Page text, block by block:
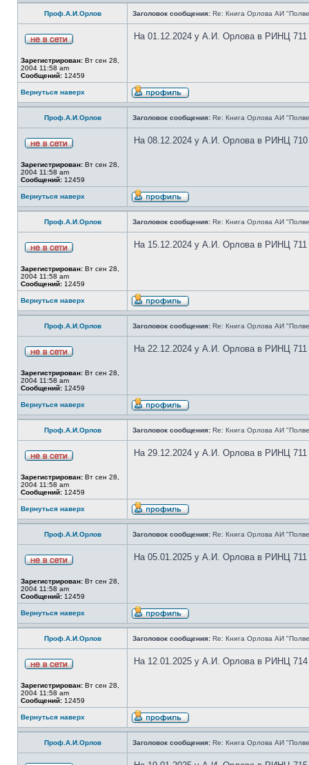
Проф.А.И.Орлов Заголовок сообщения: Re: Книга Орлова АИ
Зарегистрирован: Вт сен 28,
2004 11:58 am
Сообщений: 12459
На 01.12.2024 у А.И. Орлова в РИНЦ 711
Вернуться наверх
Проф.А.И.Орлов Заголовок сообщения: Re: Книга Орлова АИ
Зарегистрирован: Вт сен 28,
2004 11:58 am
Сообщений: 12459
На 08.12.2024 у А.И. Орлова в РИНЦ 710
Вернуться наверх
Проф.А.И.Орлов Заголовок сообщения: Re: Книга Орлова АИ
Зарегистрирован: Вт сен 28,
2004 11:58 am
Сообщений: 12459
На 15.12.2024 у А.И. Орлова в РИНЦ 711
Вернуться наверх
Проф.А.И.Орлов Заголовок сообщения: Re: Книга Орлова АИ
Зарегистрирован: Вт сен 28,
2004 11:58 am
Сообщений: 12459
На 22.12.2024 у А.И. Орлова в РИНЦ 711
Вернуться наверх
Проф.А.И.Орлов Заголовок сообщения: Re: Книга Орлова АИ
Зарегистрирован: Вт сен 28,
2004 11:58 am
Сообщений: 12459
На 29.12.2024 у А.И. Орлова в РИНЦ 711
Вернуться наверх
Проф.А.И.Орлов Заголовок сообщения: Re: Книга Орлова АИ
Зарегистрирован: Вт сен 28,
2004 11:58 am
Сообщений: 12459
На 05.01.2025 у А.И. Орлова в РИНЦ 711
Вернуться наверх
Проф.А.И.Орлов Заголовок сообщения: Re: Книга Орлова АИ
Зарегистрирован: Вт сен 28,
2004 11:58 am
Сообщений: 12459
На 12.01.2025 у А.И. Орлова в РИНЦ 714
Вернуться наверх
Проф.А.И.Орлов Заголовок сообщения: Re: Книга Орлова АИ